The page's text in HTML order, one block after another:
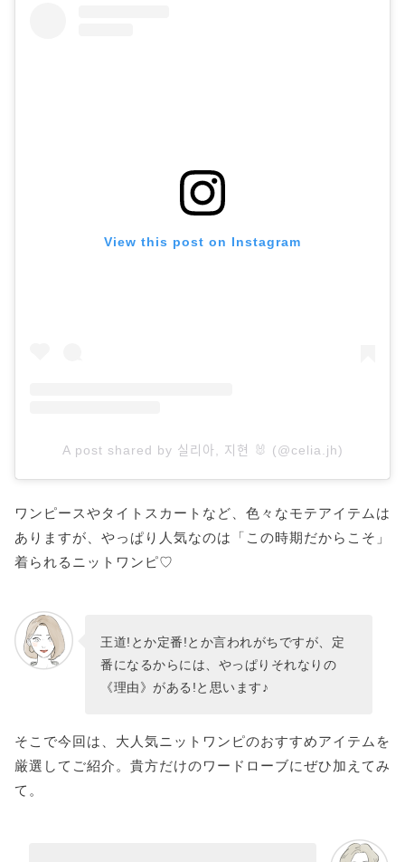
View this post on Instagram
A post shared by 실리아, 지현 🐰 (@celia.jh)
ワンピースやタイトスカートなど、色々なモテアイテムは
ありますが、やっぱり人気なのは「この時期だからこそ」
着られるニットワンピ♡
王道!とか定番!とか言われがちですが、定
番になるからには、やっぱりそれなりの
《理由》がある!と思います♪
そこで今回は、大人気ニットワンピのおすすめアイテムを
厳選してご紹介。貴方だけのワードローブにぜひ加えてみ
て。